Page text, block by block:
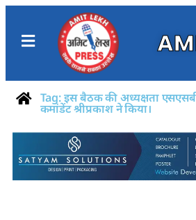
Tag: इस बैठक की अध्यक्षता
कमांडेंट श्रीप्रकाश ने किया।